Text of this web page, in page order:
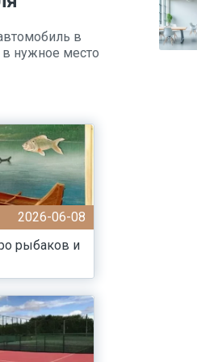
в
в нужное место
2026-06-08
рыбаков и